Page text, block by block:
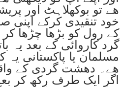
ھے تو بوکھلاہٹ اور
خود تنقیدی کرکے
کے رول کو بڑھا چڑھا
گرد کاروائی کے بعد یہ
مسلمان یا پاکستانی یہ
ھے۔ دھشت گردی کے
اگر ایک طرف رکھ کر